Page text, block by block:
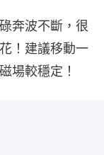
奔波不斷，很
！建議移動一
場較穩定！